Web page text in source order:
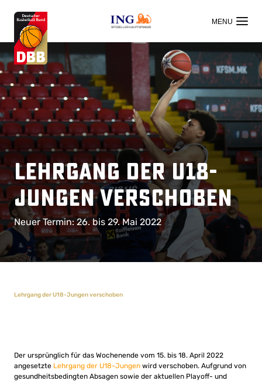
OFFIZIELLER HAUPTSPONSOR
Lehrgang der U18-
Jungen verschoben
Neuer Termin: 26. bis 29. Mai 2022
Lehrgang der U18-Jungen verschoben
Der ursprünglich für das Wochenende vom 15. bis 18. April 2022
angesetzte Lehrgang der U18-Jungen wird verschoben. Aufgrund von
gesundheitsbedingten Absagen sowie der aktuellen Playoff- und